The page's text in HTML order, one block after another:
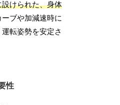
けられた、身体
ブや加減速時に
転姿勢を安定さ
性